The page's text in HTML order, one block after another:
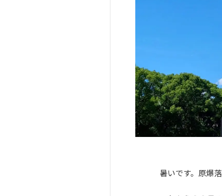
暑いです。原爆